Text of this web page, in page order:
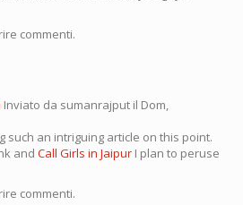
commenti.
Inviato da sumanrajput il Dom,
such an intriguing article on this point.
and Call Girls in Jaipur I plan to peruse
commenti.